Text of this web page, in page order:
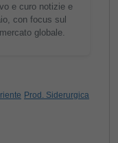
e curo notizie e
con focus sul
globale.
Prod. Siderurgica